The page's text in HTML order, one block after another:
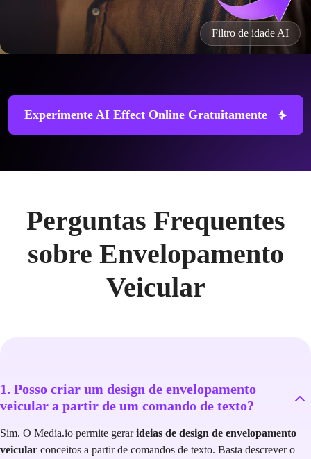
Filtro de idade AI
Experimente AI Effect Online Gratuitamente
Perguntas Frequentes
sobre Envelopamento
Veicular
1. Posso criar um design de envelopamento
veicular a partir de um comando de texto?
Sim. O Media.io permite gerarideias de design de envelopamento
veicular conceitos a partir de comandos de texto. Basta descrever o